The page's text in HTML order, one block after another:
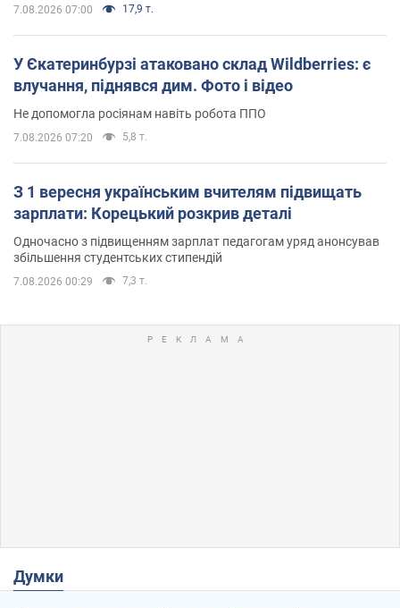
7.08.2026 07:00 17,9 т.
У Єкатеринбурзі атаковано склад Wildberries: є
влучання, піднявся дим. Фото і відео
Не допомогла росіянам навіть робота ППО
7.08.2026 07:20 5,8 т.
З 1 вересня українським вчителям підвищать
зарплати: Корецький розкрив деталі
Одночасно з підвищенням зарплат педагогам уряд анонсував
збільшення студентських стипендій
7.08.2026 00:29 7,3 т.
Думки